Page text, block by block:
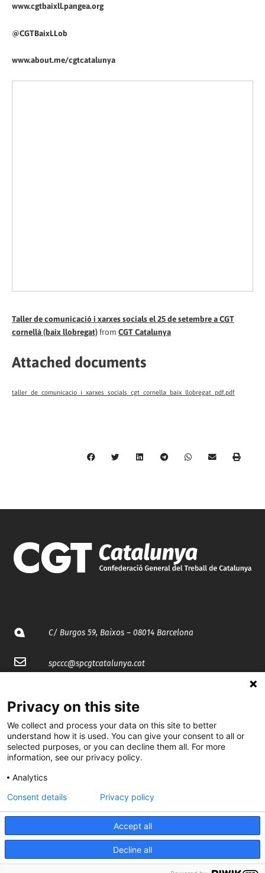
www.cgtbaixll.pangea.org
@CGTBaixLLob
www.about.me/cgtcatalunya
Taller de comunicació i xarxes socials el 25 de setembre a CGT
cornellà (baix llobregat)from CGT Catalunya
Attached documents
taller_de_comunicacio_i_xarxes_socials_cgt_cornella_baix_llobregat_pdf.pdf
C/ Burgos 59, Baixos – 08014 Barcelona
spccc@spcgtcatalunya.cat
@CGTCatalunya
cgtcatalunya
cgtcatalunya
Desenvolupat per
Privacy on this site
We collect and process your data on this site to better
understand how it is used. You can give your consent to all or
selected purposes, or you can decline them all. For more
information, see our privacy policy.
Analytics
Accept all
Decline all
Consent details Privacy policy